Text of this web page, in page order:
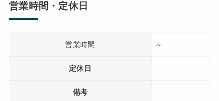
営業時間・定休日
営業時間 ～
定休日
備考